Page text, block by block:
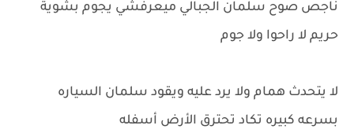
ناجص صوح سلمان الجبالي ميعرفشي يجوم بشوية
حريم لا راحوا ولا جوم
لا يتحدث همام ولا يرد عليه ويقود سلمان السياره
بسرعه كبيره تكاد تحترق الأرض أسفله